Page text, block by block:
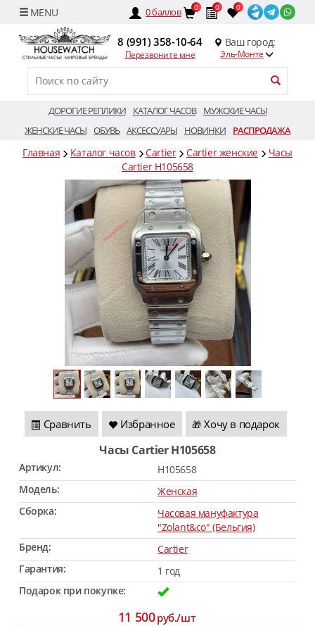
0баллов 0 0 0
8 (991) 358-10-64
Перезвоните мне
Ваш город:
Эль-Монте
ДОРОГИЕ РЕПЛИКИ КАТАЛОГ ЧАСОВ
МУЖСКИЕ ЧАСЫ
ЖЕНСКИЕ ЧАСЫ ОБУВЬ АКСЕССУАРЫ НОВИНКИ РАСПРОДАЖА
Главная Каталог часов Cartier Cartier женские
Часы
Саrtier H105658
Сравнить Избранное 🎁 Хочу в подарок
Часы Саrtier H105658
Артикул:
H105658
Модель:
Женская
Сборка:
Часовая мануфактура
"Zolant&co" (Бельгия)
Бренд:
Саrtier
Гарантия:
1 год
Подарок при покупке:
11 500руб./шт